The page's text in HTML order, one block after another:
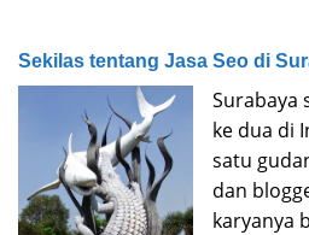
Sekilas tentang Jasa Seo di
Surabaya
ke dua di
satu
dan
karyanya